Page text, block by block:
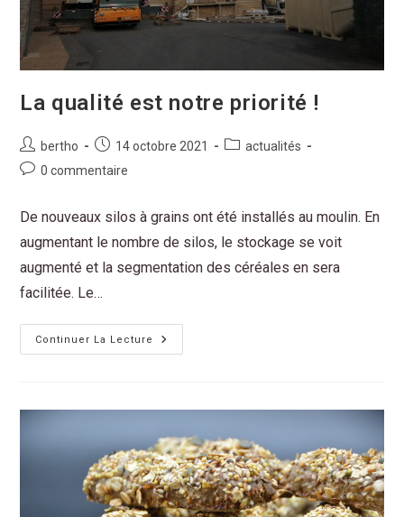
La qualité est notre priorité !
bertho 14 octobre 2021
actualités
0 commentaire
De nouveaux silos à grains ont été installés au moulin. En
augmentant le nombre de silos, le stockage se voit
augmenté et la segmentation des céréales en sera
facilitée. Le…
Continuer La Lecture